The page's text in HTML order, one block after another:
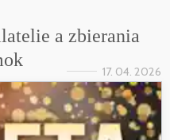
a zbierania
17. 04. 2026